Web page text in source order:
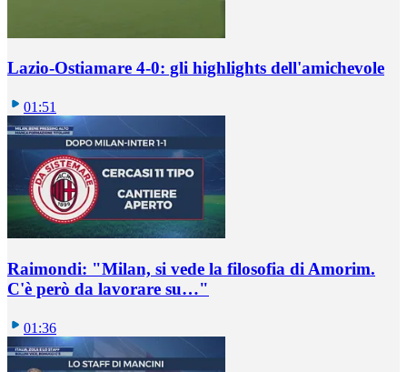
Lazio-Ostiamare 4-0: gli highlights dell'amichevole
01:51
Raimondi: "Milan, si vede la filosofia di Amorim.
C'è però da lavorare su…"
01:36